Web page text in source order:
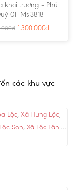
khai trương – Phú
01- Ms:3818
₫ 1.300.000₫
các khu vực
Lộc, Xã Hưng Lộc,
Sơn, Xã Lộc Tân …